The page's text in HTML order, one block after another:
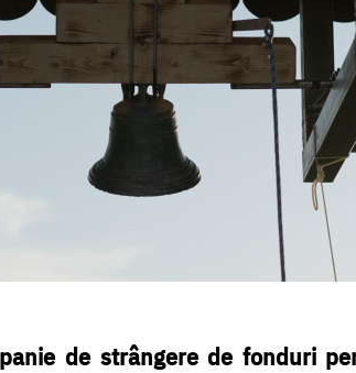
de strângere de fonduri